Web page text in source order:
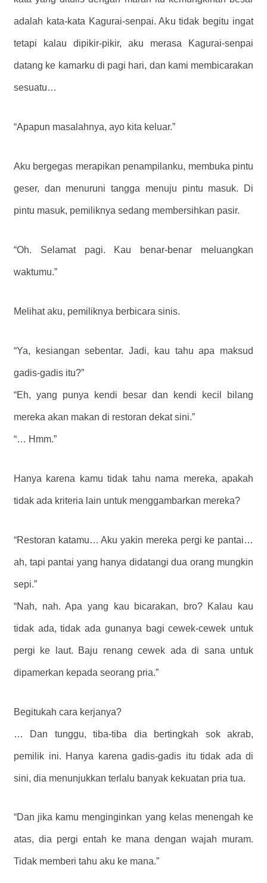
adalah kata-kata Kagurai-senpai. Aku tidak begitu ingat
tetapi kalau dipikir-pikir, aku merasa Kagurai-senpai
datang ke kamarku di pagi hari, dan kami membicarakan
sesuatu…
“Apapun masalahnya, ayo kita keluar.”
Aku bergegas merapikan penampilanku, membuka pintu
geser, dan menuruni tangga menuju pintu masuk. Di
pintu masuk, pemiliknya sedang membersihkan pasir.
“Oh. Selamat pagi. Kau benar-benar meluangkan
waktumu.”
Melihat aku, pemiliknya berbicara sinis.
“Ya, kesiangan sebentar. Jadi, kau tahu apa maksud
gadis-gadis itu?”
“Eh, yang punya kendi besar dan kendi kecil bilang
mereka akan makan di restoran dekat sini.”
“… Hmm.”
Hanya karena kamu tidak tahu nama mereka, apakah
tidak ada kriteria lain untuk menggambarkan mereka?
“Restoran katamu… Aku yakin mereka pergi ke pantai…
ah, tapi pantai yang hanya didatangi dua orang mungkin
sepi.”
“Nah, nah. Apa yang kau bicarakan, bro? Kalau kau
tidak ada, tidak ada gunanya bagi cewek-cewek untuk
pergi ke laut. Baju renang cewek ada di sana untuk
dipamerkan kepada seorang pria.”
Begitukah cara kerjanya?
… Dan tunggu, tiba-tiba dia bertingkah sok akrab,
pemilik ini. Hanya karena gadis-gadis itu tidak ada di
sini, dia menunjukkan terlalu banyak kekuatan pria tua.
“Dan jika kamu menginginkan yang kelas menengah ke
atas, dia pergi entah ke mana dengan wajah muram.
Tidak memberi tahu aku ke mana.”